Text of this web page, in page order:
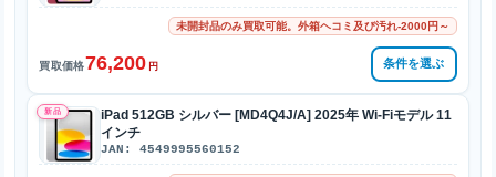
未開封品のみ買取可能。外箱ヘコミ及び汚れ-2000円～
買取価格76,200 円 条件を選ぶ
新品
iPad 512GB シルバー [MD4Q4J/A] 2025年 Wi-Fiモデル 11
インチ
JAN: 4549995560152